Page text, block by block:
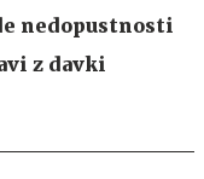
nedopustnosti
z davki